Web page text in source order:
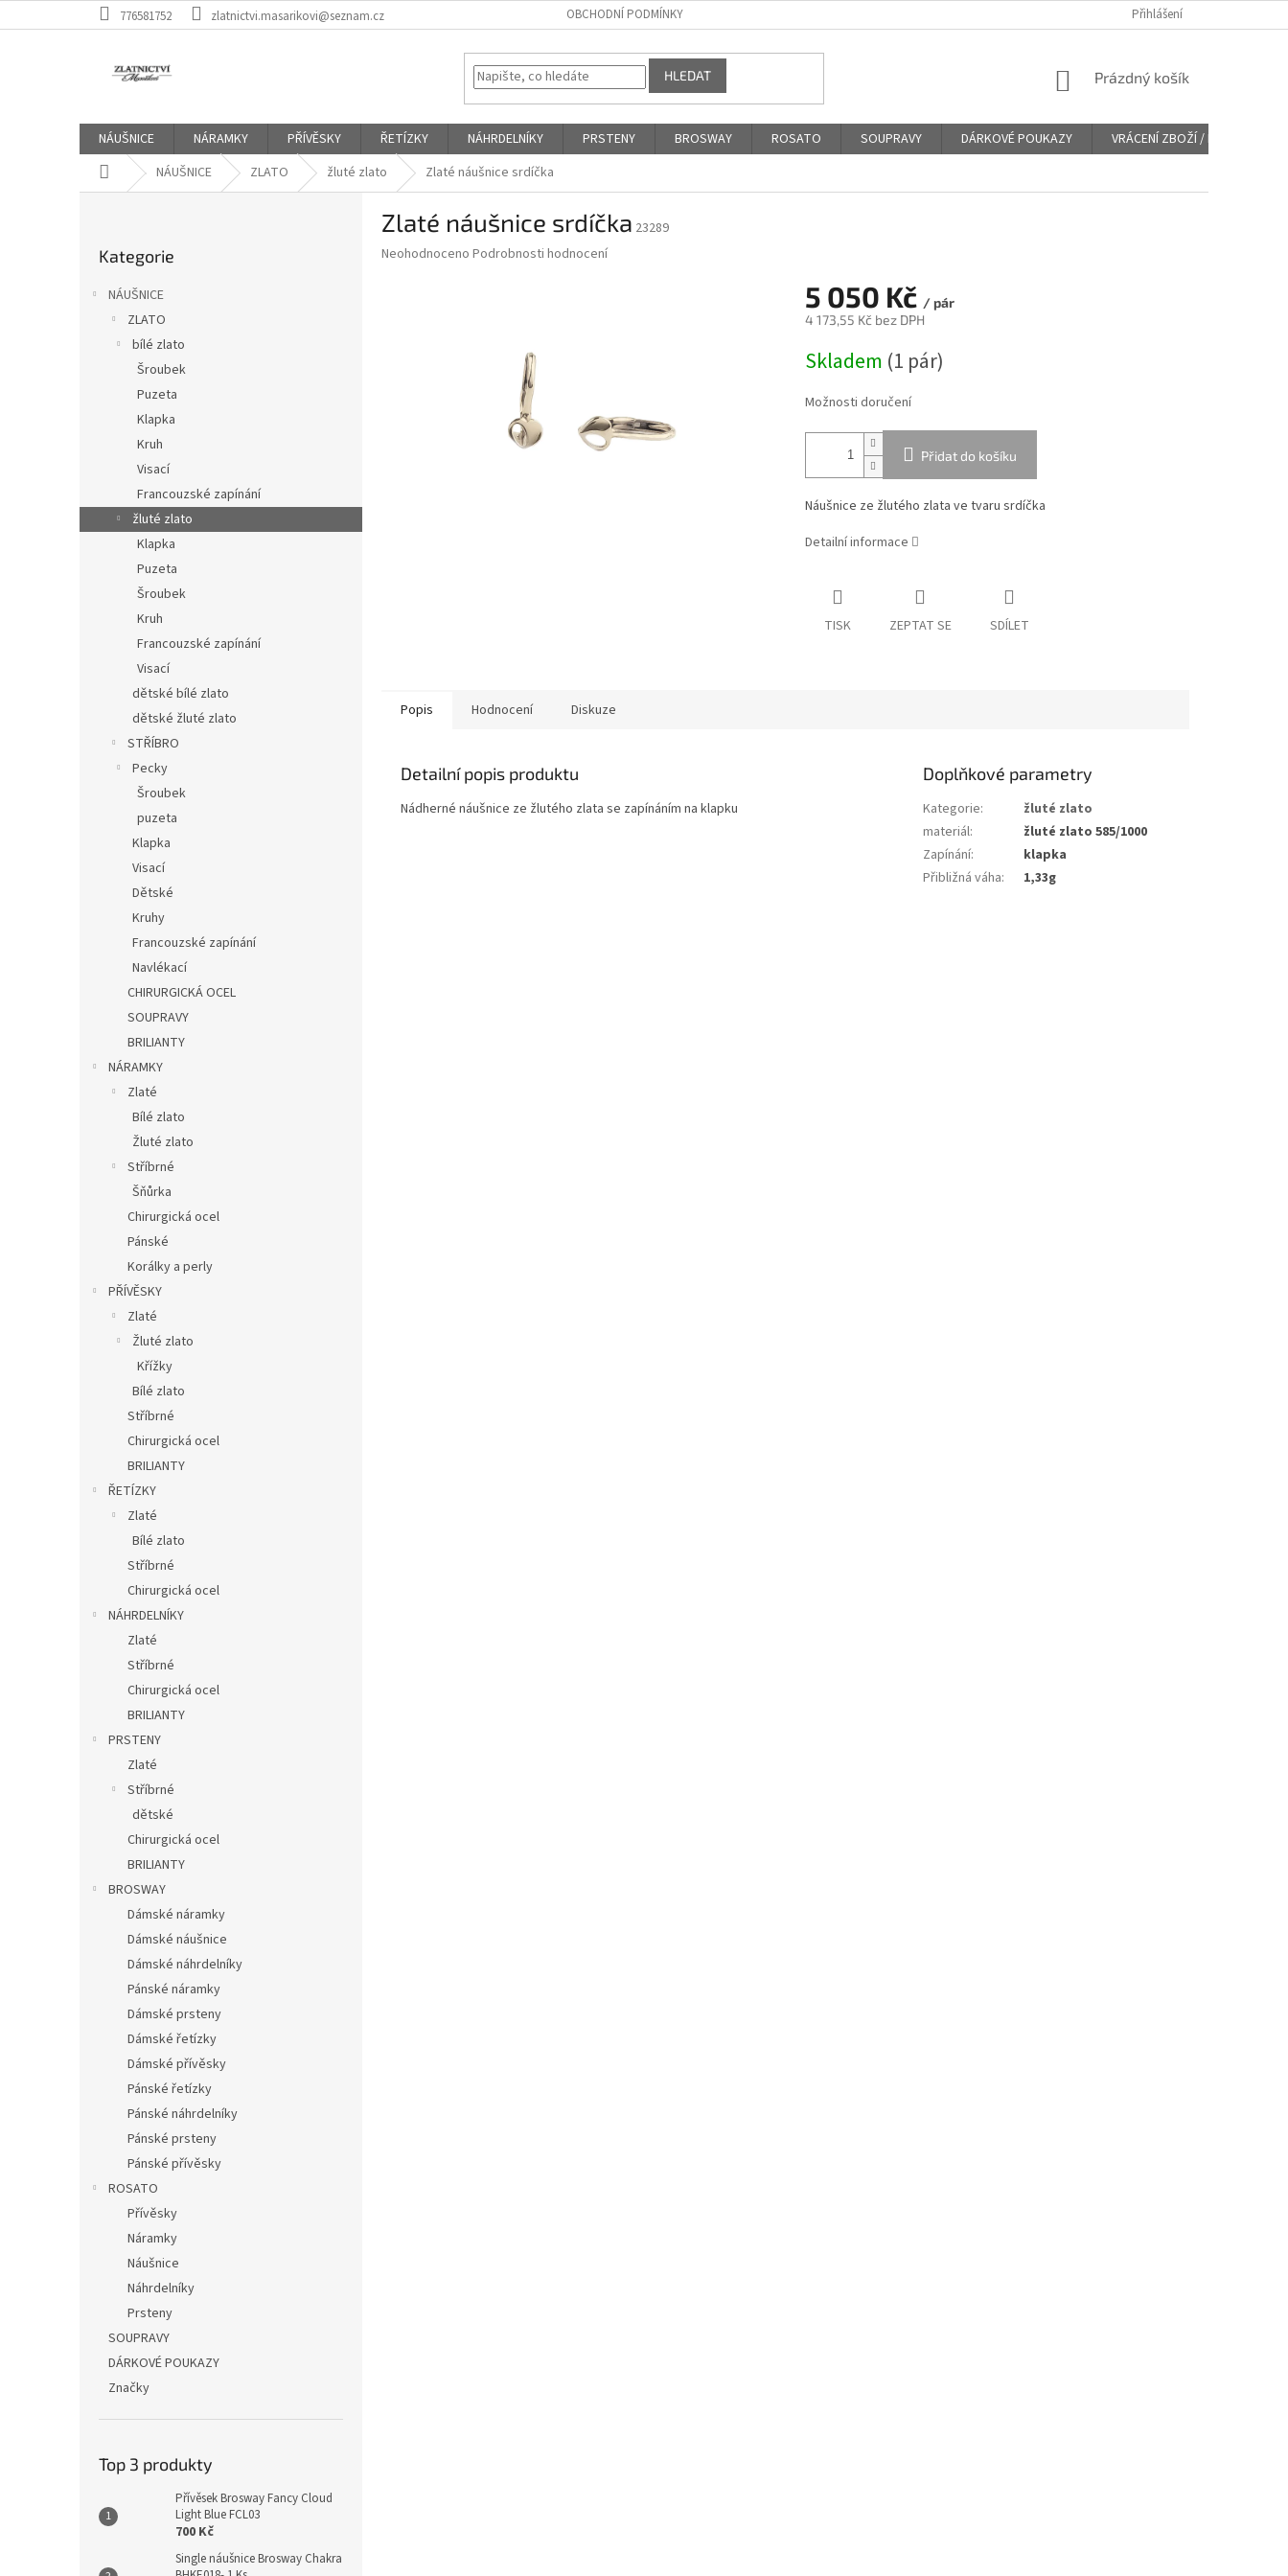
na
776581752 zlatnictvi.masarikovi@seznam.cz OBCHODNÍ PODMÍNKY Přihlášení
HLEDAT
NÁKUPNÍ
Prázdný košík
NÁUŠNICE NÁRAMKY PŘÍVĚSKY ŘETÍZKY NÁHRDELNÍKY PRSTENY BROSWAY ROSATO SOUPRAVY DÁRKOVÉ POUKAZY
VRÁCENÍ ZBOŽÍ / REKLAMACE
Domů NÁUŠNICE ZLATO žluté zlato Zlaté náušnice srdíčka
kategorie
Kategorie
NÁUŠNICE
ZLATO
bílé zlato
Šroubek
Puzeta
Klapka
Kruh
Visací
Francouzské zapínání
žluté zlato
Klapka
Puzeta
Šroubek
Kruh
Francouzské zapínání
Visací
dětské bílé zlato
dětské žluté zlato
STŘÍBRO
Pecky
Šroubek
puzeta
Klapka
Visací
Dětské
Kruhy
Francouzské zapínání
Navlékací
CHIRURGICKÁ OCEL
SOUPRAVY
BRILIANTY
NÁRAMKY
Zlaté
Bílé zlato
Žluté zlato
Stříbrné
Šňůrka
Chirurgická ocel
Pánské
Korálky a perly
PŘÍVĚSKY
Zlaté
Žluté zlato
Křížky
Bílé zlato
Stříbrné
Chirurgická ocel
BRILIANTY
ŘETÍZKY
Zlaté
Bílé zlato
Stříbrné
Chirurgická ocel
NÁHRDELNÍKY
Zlaté
Stříbrné
Chirurgická ocel
BRILIANTY
PRSTENY
Zlaté
Stříbrné
dětské
Chirurgická ocel
BRILIANTY
BROSWAY
Dámské náramky
Dámské náušnice
Dámské náhrdelníky
Pánské náramky
Dámské prsteny
Dámské řetízky
Dámské přívěsky
Pánské řetízky
Pánské náhrdelníky
Pánské prsteny
Pánské přívěsky
ROSATO
Přívěsky
Náramky
Náušnice
Náhrdelníky
Prsteny
SOUPRAVY
DÁRKOVÉ POUKAZY
Značky
Top 3 produkty
Přívěsek Brosway Fancy Cloud
Light Blue FCL03
700 Kč
Single náušnice Brosway Chakra
Zlaté náušnice srdíčka 23289
Průměrné
Neohodnoceno Podrobnosti hodnocení
5 050 Kč / pár
4 173,55 Kč bez DPH
cena:
Skladem (1 pár)
Možnosti doručení
Přidat do košíku
Náušnice ze žlutého zlata ve tvaru srdíčka
Detailní informace
TISK ZEPTAT SE SDÍLET
Popis Hodnocení Diskuze
Detailní popis produktu
Nádherné náušnice ze žlutého zlata se zapínáním na klapku
Doplňkové parametry
Kategorie:
žluté zlato
materiál:
žluté zlato 585/1000
Zapínání:
klapka
Přibližná váha: 1,33g